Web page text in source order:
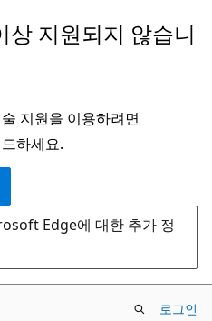
상 지원되지 않습니
지원을 이용하려면
하세요.
Edge에 대한 추가 정
로그인